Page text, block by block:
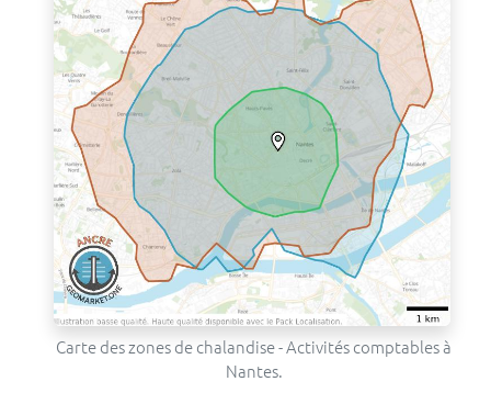
Carte des zones de chalandise - Activités comptables à
Nantes.